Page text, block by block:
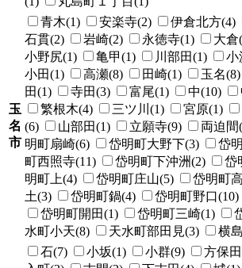
玉
名
市
青木(1) 安楽寺(2) 伊倉北方(4)
石貫(2)
岩崎(2) 永徳寺(1) 大倉
小野尻(1)
亀甲(1) 川部田(1) 小
小田(1)
高瀬(8) 田崎(1) 玉名(8)
田(1)
寺田(3) 富尾(1) 中(10)
繁根木(4)
三ツ川(1) 宮原(1)
(6)
山部田(1) 立願寺(9) 両迫間
明町扇崎(6)
岱明町大野下(3) 岱
町西照寺(11)
岱明町下沖洲(2) 岱
明町上(4)
岱明町庄山(5) 岱明町
土(3)
岱明町鍋(4) 岱明町野口(10)
岱明町開田(1)
岱明町三崎(1)
水町小天(8)
天水町部田見(3) 横
石(7) 小坂(1) 小群(9) 方保